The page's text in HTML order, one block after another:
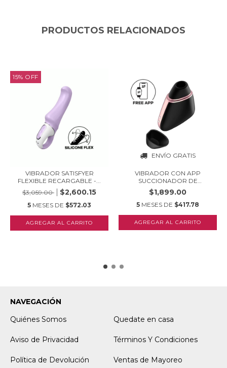
PRODUCTOS RELACIONADOS
15% OFF
VIBRADOR SATISFYER
FLEXIBLE RECARGABLE -...
$3,059.00
$2,600.15
5 MESES DE $572.03
ENVÍO GRATIS
VIBRADOR CON APP
SUCCIONADOR DE
CLÍTORIS...
$1,899.00
5 MESES DE $417.78
NAVEGACIÓN
Quiénes Somos
Quedate en casa
Aviso de Privacidad Términos Y Condiciones
Política de Devolución Ventas de Mayoreo